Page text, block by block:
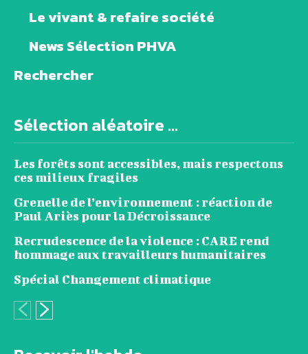
Le vivant & refaire société
News Sélection PHVA
Rechercher
Sélection aléatoire ...
Les forêts sont accessibles, mais respectons
ces milieux fragiles
Grenelle de l’environnement : réaction de
Paul Ariès pour la Décroissance
Recrudescence de la violence : CARE rend
hommage aux travailleurs humanitaires
Spécial Changement climatique